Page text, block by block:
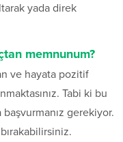
yada direk
memnunum?
ve hayata pozitif
Tabi ki bu
başvurmanız gerekiyor.